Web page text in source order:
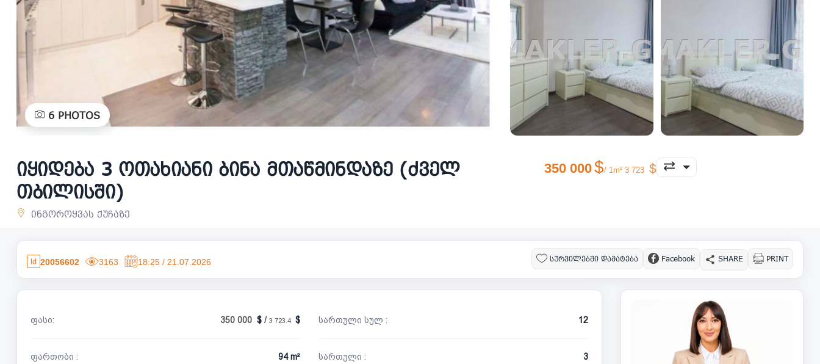
6 PHOTOS
იყიდება 3 ოთახიანი ბინა მთაწმინდაზე (ძველ
თბილისში)
ინგოროყვას ქუჩაზე
350 000 / 1m² 3 723
20056602 3163 18:25 / 21.07.2026 სურვილებში დამატება Facebook SHARE PRINT
ფასი: 350 000 / 3 723.4
ფართობი : 94 m²
სართული სულ : 12
სართული : 3